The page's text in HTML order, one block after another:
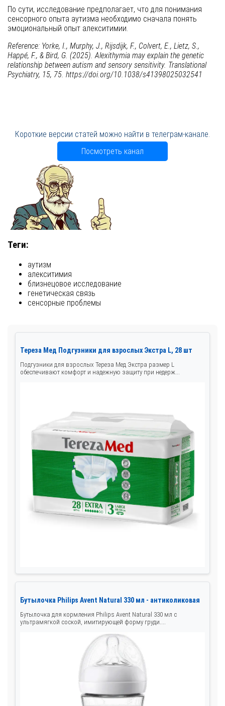
По сути, исследование предполагает, что для понимания
сенсорного опыта аутизма необходимо сначала понять
эмоциональный опыт алекситимии.
Reference: Yorke, I., Murphy, J., Rijsdijk, F., Colvert, E., Lietz, S.,
Happé, F., & Bird, G. (2025). Alexithymia may explain the genetic
relationship between autism and sensory sensitivity. Translational
Psychiatry, 15, 75. https://doi.org/10.1038/s41398025032541
Короткие версии статей можно найти в телеграм-канале.
Посмотреть канал
Теги:
аутизм
алекситимия
близнецовое исследование
генетическая связь
сенсорные проблемы
Тереза Мед Подгузники для взрослых Экстра L, 28 шт
Подгузники для взрослых Тереза Мед Экстра размер L
обеспечивают комфорт и надежную защиту при недерж...
Бутылочка Philips Avent Natural 330 мл - антиколиковая
Бутылочка для кормления Philips Avent Natural 330 мл с
ультрамягкой соской, имитирующей форму груди....